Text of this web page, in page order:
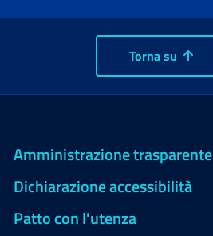
Torna su
Amministrazione trasparente
Dichiarazione accessibilità
Patto con l'utenza